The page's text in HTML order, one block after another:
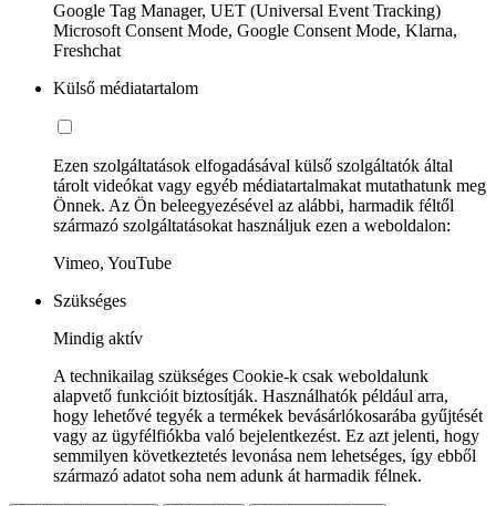
Google Tag Manager, UET (Universal Event Tracking)
Microsoft Consent Mode, Google Consent Mode, Klarna,
Freshchat
Külső médiatartalom
Ezen szolgáltatások elfogadásával külső szolgáltatók által
tárolt videókat vagy egyéb médiatartalmakat mutathatunk meg
Önnek. Az Ön beleegyezésével az alábbi, harmadik féltől
származó szolgáltatásokat használjuk ezen a weboldalon:
Vimeo, YouTube
Szükséges
Mindig aktív
A technikailag szükséges Cookie-k csak weboldalunk
alapvető funkcióit biztosítják. Használhatók például arra,
hogy lehetővé tegyék a termékek bevásárlókosarába gyűjtését
vagy az ügyfélfiókba való bejelentkezést. Ez azt jelenti, hogy
semmilyen következtetés levonása nem lehetséges, így ebből
származó adatot soha nem adunk át harmadik félnek.